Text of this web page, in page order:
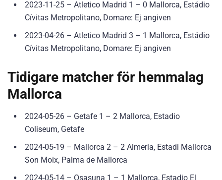
2023-11-25 – Atletico Madrid 1 – 0 Mallorca, Estádio
Cívitas Metropolitano, Domare: Ej angiven
2023-04-26 – Atletico Madrid 3 – 1 Mallorca, Estádio
Cívitas Metropolitano, Domare: Ej angiven
Tidigare matcher för hemmalag
Mallorca
2024-05-26 – Getafe 1 – 2 Mallorca, Estadio
Coliseum, Getafe
2024-05-19 – Mallorca 2 – 2 Almeria, Estadi Mallorca
Son Moix, Palma de Mallorca
2024-05-14 – Osasuna 1 – 1 Mallorca, Estadio El